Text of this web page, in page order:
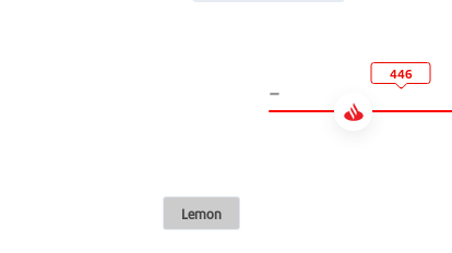
- 446
Lemon